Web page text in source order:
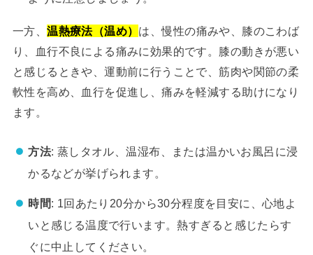
一方、温熱療法（温め） は、慢性の痛みや、膝のこわば
り、血行不良による痛みに効果的です。膝の動きが悪い
と感じるときや、運動前に行うことで、筋肉や関節の柔
軟性を高め、血行を促進し、痛みを軽減する助けになり
ます。
方法: 蒸しタオル、温湿布、または温かいお風呂に浸
かるなどが挙げられます。
時間: 1回あたり20分から30分程度を目安に、心地よ
いと感じる温度で行います。熱すぎると感じたらす
ぐに中止してください。